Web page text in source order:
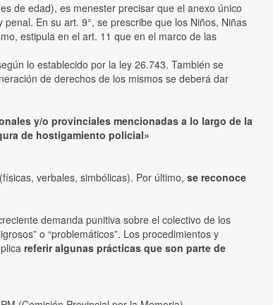
de edad), es menester precisar que el anexo único
En su art. 9°, se prescribe que los Niños, Niñas
estipula en el art. 11 que en el marco de las
lo establecido por la ley 26.743. También se
de derechos de los mismos se deberá dar
y/o provinciales mencionadas a lo largo de la
de hostigamiento policial»
verbales, simbólicas). Por último, se reconoce
demanda punitiva sobre el colectivo de los
o “problemáticos”. Los procedimientos y
referir algunas prácticas que son parte de